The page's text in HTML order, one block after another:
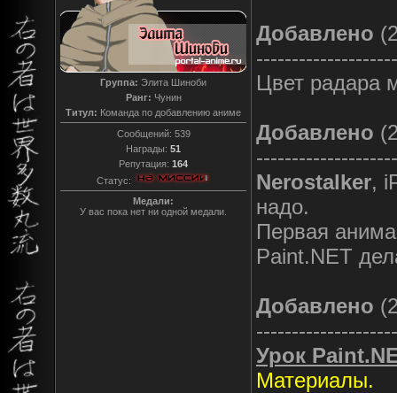
Группа: Элита Шиноби
Ранг: Чунин
Титул: Команда по добавлению аниме
Сообщений: 539
Награды: 51
Репутация: 164
Статус:
Медали:
У вас пока нет ни одной медали.
Добавлено
Цвет радара
Добавлено
Nerostalker,
надо.
Первая
Paint.NET
Добавлено
Урок
Материалы.